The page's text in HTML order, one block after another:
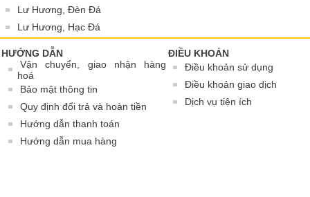
Lư Hương, Đèn Đá
Lư Hương, Hạc Đá
HƯỚNG DẪN
Vận chuyển, giao nhận hàng
hoá
Bảo mật thông tin
Quy định đổi trả và hoàn tiền
Hướng dẫn thanh toán
Hướng dẫn mua hàng
ĐIỀU KHOẢN
Điều khoản sử dụng
Điều khoản giao dịch
Dịch vụ tiện ích